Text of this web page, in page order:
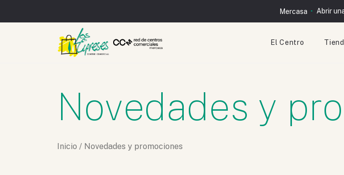
Mercasa Abrir
El Centro
Novedades y
Inicio / Novedades y promociones